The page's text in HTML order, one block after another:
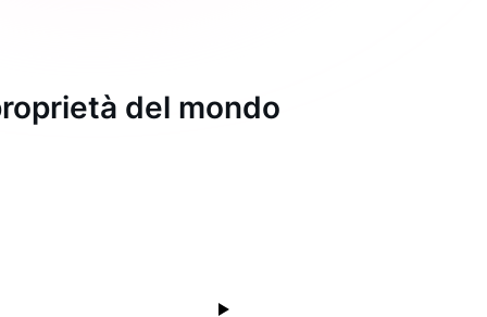
del mondo